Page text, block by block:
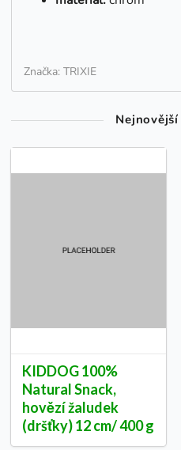
Značka: TRIXIE
KIDDOG 100%
Natural Snack,
hovězí žaludek
(dršťky) 12 cm/ 400 g